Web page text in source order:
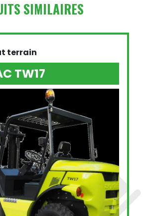
SIMILAIRES
terrain
TW17